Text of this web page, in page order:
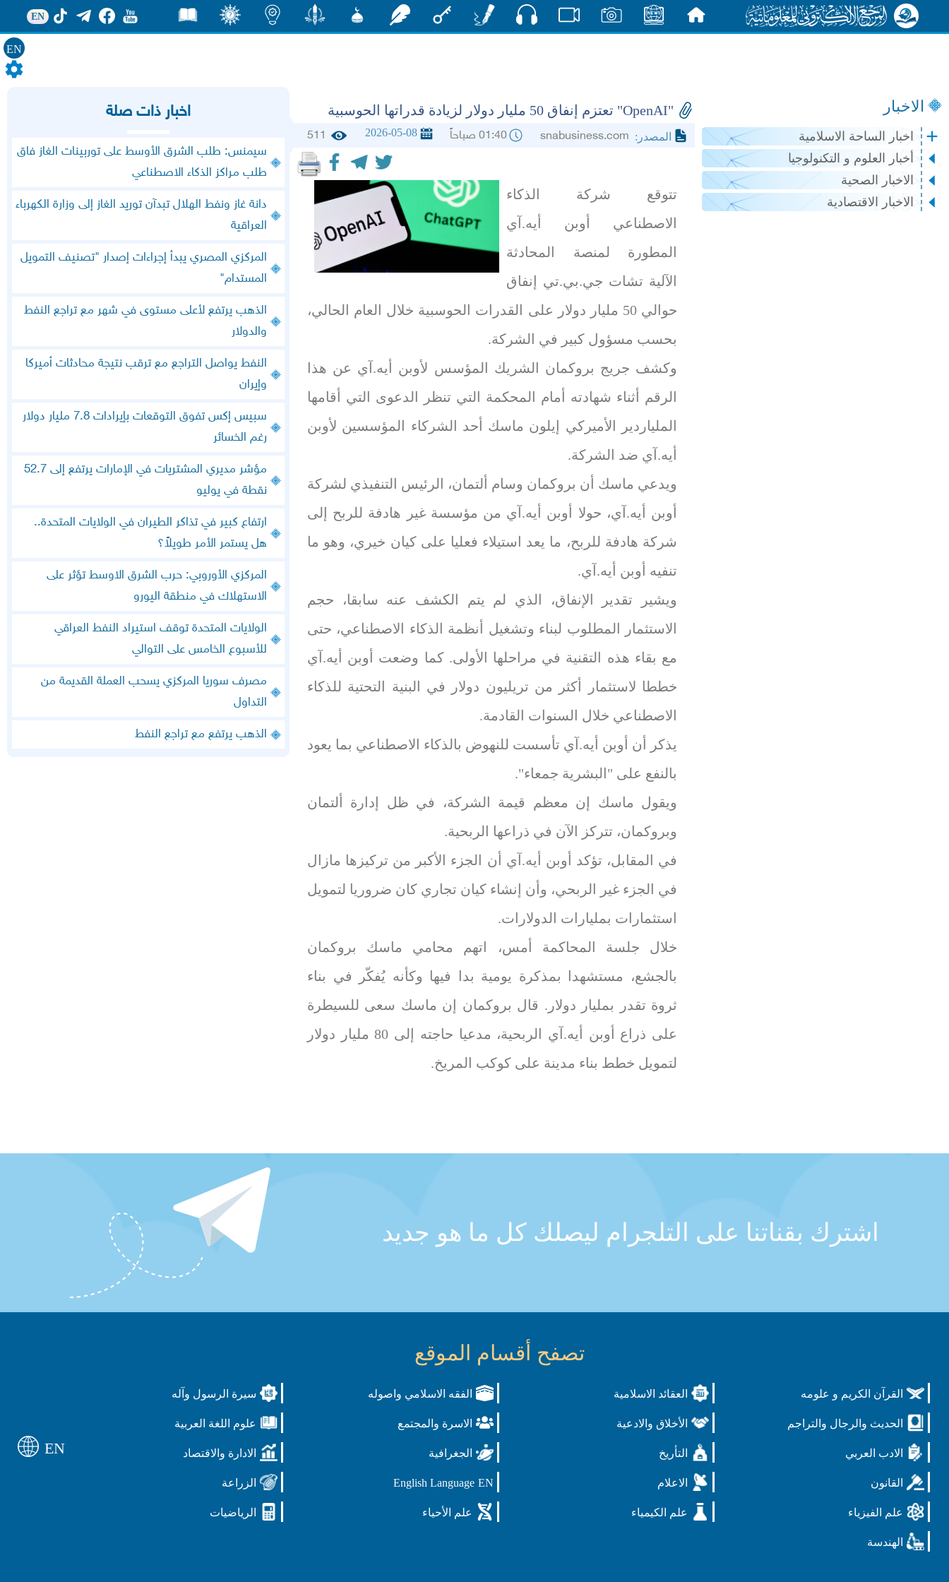
EN
EN
الاخبار
اخبار الساحة الاسلامية
أخبار العلوم و التكنولوجيا
الاخبار الصحية
الاخبار الاقتصادية
"OpenAI" تعتزم إنفاق 50 مليار دولار لزيادة قدراتها الحوسبية
المصدر: 01:40 صباحاً 2026-05-08
511
تتوقع شركة الذكاء
الاصطناعي أوبن أيه.آي
المطورة لمنصة المحادثة
الآلية تشات جي.بي.تي إنفاق
حوالي 50 مليار دولار على القدرات الحوسبية خلال العام الحالي،
بحسب مسؤول كبير في الشركة.
وكشف جريج بروكمان الشريك المؤسس لأوبن أيه.آي عن هذا
الرقم أثناء شهادته أمام المحكمة التي تنظر الدعوى التي أقامها
الملياردير الأميركي إيلون ماسك أحد الشركاء المؤسسين لأوبن
أيه.آي ضد الشركة.
ويدعي ماسك أن بروكمان وسام ألتمان، الرئيس التنفيذي لشركة
أوبن أيه.آي، حولا أوبن أيه.آي من مؤسسة غير هادفة للربح إلى
شركة هادفة للربح، ما يعد استيلاء فعليا على كيان خيري، وهو ما
تنفيه أوبن أيه.آي.
ويشير تقدير الإنفاق، الذي لم يتم الكشف عنه سابقا، حجم
الاستثمار المطلوب لبناء وتشغيل أنظمة الذكاء الاصطناعي، حتى
مع بقاء هذه التقنية في مراحلها الأولى. كما وضعت أوبن أيه.آي
خططا لاستثمار أكثر من تريليون دولار في البنية التحتية للذكاء
الاصطناعي خلال السنوات القادمة.
يذكر أن أوبن أيه.آي تأسست للنهوض بالذكاء الاصطناعي بما يعود
بالنفع على "البشرية جمعاء".
ويقول ماسك إن معظم قيمة الشركة، في ظل إدارة ألتمان
وبروكمان، تتركز الآن في ذراعها الربحية.
في المقابل، تؤكد أوبن أيه.آي أن الجزء الأكبر من تركيزها مازال
في الجزء غير الربحي، وأن إنشاء كيان تجاري كان ضروريا لتمويل
استثمارات بمليارات الدولارات.
خلال جلسة المحاكمة أمس، اتهم محامي ماسك بروكمان
بالجشع، مستشهدا بمذكرة يومية بدا فيها وكأنه يُفكّر في بناء
ثروة تقدر بمليار دولار. قال بروكمان إن ماسك سعى للسيطرة
على ذراع أوبن أيه.آي الربحية، مدعيا حاجته إلى 80 مليار دولار
لتمويل خطط بناء مدينة على كوكب المريخ.
اخبار ذات صلة
سيمنس: طلب الشرق الأوسط على توربينات الغاز فاق
طلب مراكز الذكاء الاصطناعي
دانة غاز ونفط الهلال تبدآن توريد الغاز إلى وزارة الكهرباء
العراقية
المركزي المصري يبدأ إجراءات إصدار "تصنيف التمويل
المستدام"
الذهب يرتفع لأعلى مستوى في شهر مع تراجع النفط
والدولار
النفط يواصل التراجع مع ترقب نتيجة محادثات أميركا
وإيران
سبيس إكس تفوق التوقعات بإيرادات 7.8 مليار دولار
رغم الخسائر
مؤشر مديري المشتريات في الإمارات يرتفع إلى 52.7
نقطة في يوليو
ارتفاع كبير في تذاكر الطيران في الولايات المتحدة..
هل يستمر الأمر طويلاً؟
المركزي الأوروبي: حرب الشرق الاوسط تؤثر على
الاستهلاك في منطقة اليورو
الولايات المتحدة توقف استيراد النفط العراقي
للأسبوع الخامس على التوالي
مصرف سوريا المركزي يسحب العملة القديمة من
التداول
الذهب يرتفع مع تراجع النفط
اشترك بقناتنا على التلجرام ليصلك كل ما هو جديد
تصفح أقسام الموقع
القرآن الكريم و علومه العقائد الاسلامية الفقه الاسلامي واصوله سيرة الرسول وآله
الحديث والرجال والتراجم الأخلاق والادعية الاسرة والمجتمع علوم اللغة العربية
الادب العربي التأريخ الجغرافية الادارة والاقتصاد
القانون الاعلام EN
English Language الزراعة
علم الفيزياء علم الكيمياء علم الأحياء الرياضيات
الهندسة
EN